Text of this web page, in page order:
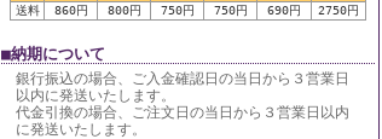
送料
860円 800円 750円 750円 690円 2750円
■納期について
銀行振込の場合、ご入金確認日の当日から３営業日
以内に発送いたします。
代金引換の場合、ご注文日の当日から３営業日以内
に発送いたします。